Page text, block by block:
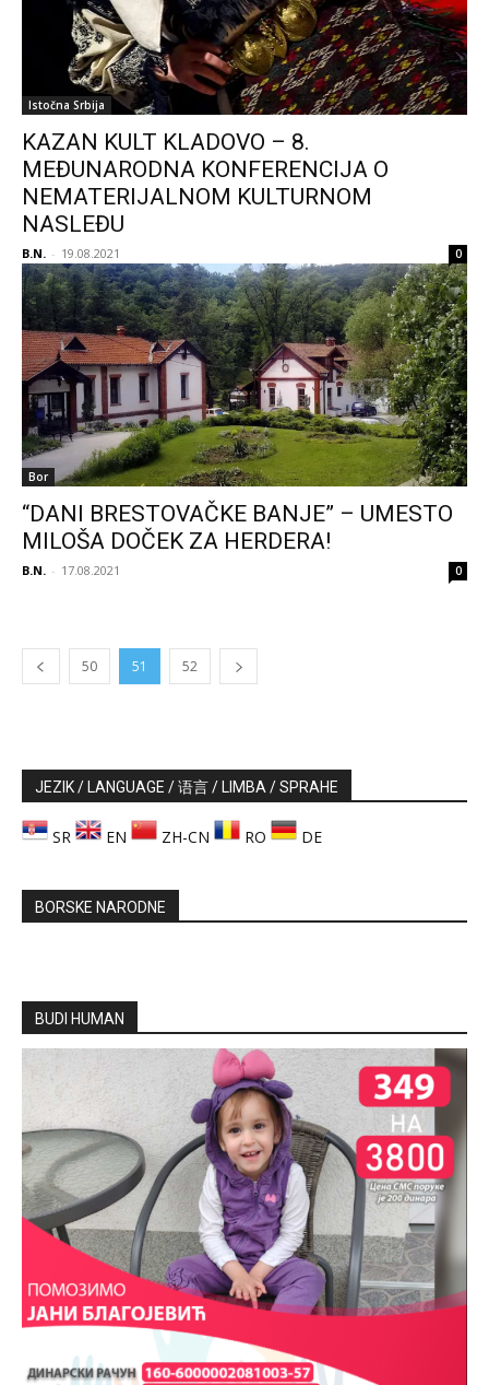
Istočna Srbija
KAZAN KULT KLADOVO – 8.
MEĐUNARODNA KONFERENCIJA O
NEMATERIJALNOM KULTURNOM
NASLEĐU
B.N. - 19.08.2021 0
Bor
“DANI BRESTOVAČKE BANJE” – UMESTO
MILOŠA DOČEK ZA HERDERA!
B.N. - 17.08.2021 0
50 51 52
JEZIK / LANGUAGE / 语言 / LIMBA / SPRAHE
SR EN ZH-CN RO DE
BORSKE NARODNE
BUDI HUMAN